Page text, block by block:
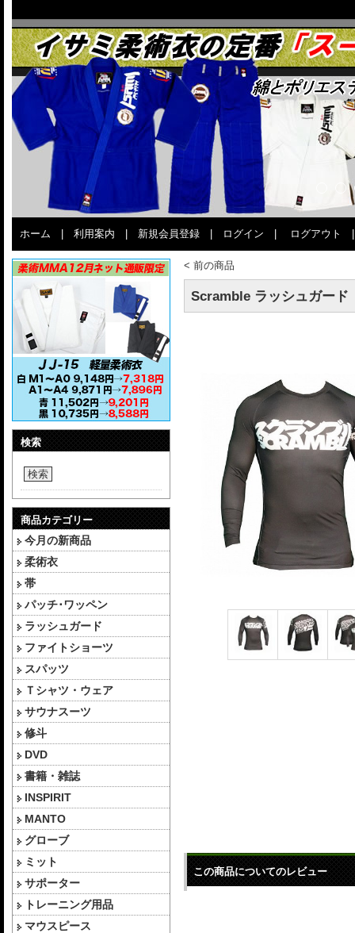
ホーム 利用案内 新規会員登録 ログイン ログアウト
検索
検索
商品カテゴリー
今月の新商品
柔術衣
帯
パッチ･ワッペン
ラッシュガード
ファイトショーツ
スパッツ
Ｔシャツ・ウェア
サウナスーツ
修斗
DVD
書籍・雑誌
INSPIRIT
MANTO
グローブ
ミット
サポーター
トレーニング用品
マウスピース
< 前の商品
Scramble ラッシュガ
この商品についてのレビュー